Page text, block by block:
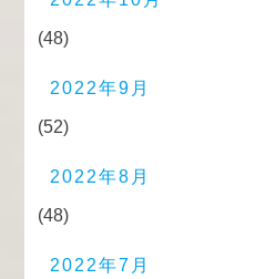
(48)
2022年9月
(52)
2022年8月
(48)
2022年7月